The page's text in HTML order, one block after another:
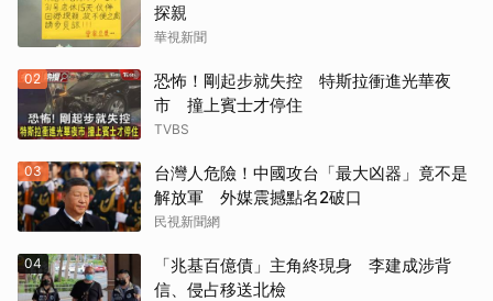
探親
華視新聞
02
恐怖！剛起步就失控 特斯拉衝進光華夜
市 撞上賓士才停住
TVBS
03
台灣人危險！中國攻台「最大凶器」竟不是
解放軍 外媒震撼點名2破口
民視新聞網
04
「兆基百億債」主角終現身 李建成涉背
信、侵占移送北檢